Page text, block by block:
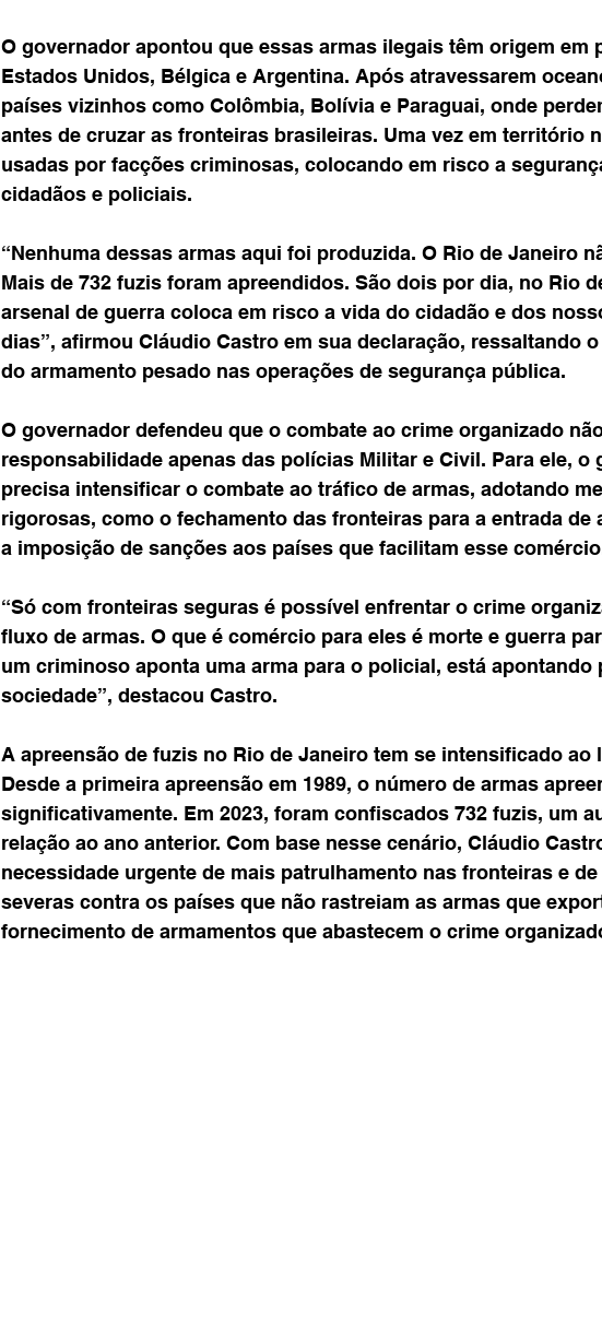
O governador apontou que essas armas ilegais têm origem em
Estados Unidos, Bélgica e Argentina. Após atravessarem
países vizinhos como Colômbia, Bolívia e Paraguai, onde
antes de cruzar as fronteiras brasileiras. Uma vez em território
usadas por facções criminosas, colocando em risco a
cidadãos e policiais.
“Nenhuma dessas armas aqui foi produzida. O Rio de Janeiro
Mais de 732 fuzis foram apreendidos. São dois por dia, no Rio
arsenal de guerra coloca em risco a vida do cidadão e dos
dias”, afirmou Cláudio Castro em sua declaração, ressaltando
do armamento pesado nas operações de segurança pública.
O governador defendeu que o combate ao crime organizado
responsabilidade apenas das polícias Militar e Civil. Para ele, o
precisa intensificar o combate ao tráfico de armas, adotando
rigorosas, como o fechamento das fronteiras para a entrada de
a imposição de sanções aos países que facilitam esse
“Só com fronteiras seguras é possível enfrentar o crime
fluxo de armas. O que é comércio para eles é morte e guerra
um criminoso aponta uma arma para o policial, está apontando
sociedade”, destacou Castro.
A apreensão de fuzis no Rio de Janeiro tem se intensificado ao
Desde a primeira apreensão em 1989, o número de armas
significativamente. Em 2023, foram confiscados 732 fuzis, um
relação ao ano anterior. Com base nesse cenário, Cláudio
necessidade urgente de mais patrulhamento nas fronteiras e
severas contra os países que não rastreiam as armas que
fornecimento de armamentos que abastecem o crime